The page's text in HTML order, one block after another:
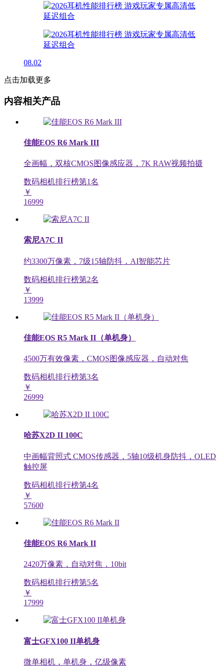
08.02
点击加载更多
内容相关产品
佳能EOS R6 Mark III
全画幅，双核CMOS图像感应器，7K RAW视频拍摄
数码相机排行榜第1名
￥
16999
索尼A7C II
约3300万像素，7级15轴防抖，AI智能芯片
数码相机排行榜第2名
￥
13999
佳能EOS R5 Mark II（单机身）
4500万有效像素，CMOS图像感应器，自动对焦
数码相机排行榜第3名
￥
26999
哈苏X2D II 100C
中画幅背照式 CMOS传感器，5轴10级机身防抖，OLED
触控屏
数码相机排行榜第4名
￥
57600
佳能EOS R6 Mark II
2420万像素，自动对焦，10bit
数码相机排行榜第5名
￥
17999
富士GFX100 II单机身
微单相机，单机身，亿级像素